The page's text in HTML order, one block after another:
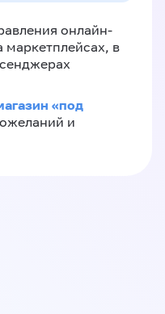
онлайн-
маркетплейсах, в
«‎под
и